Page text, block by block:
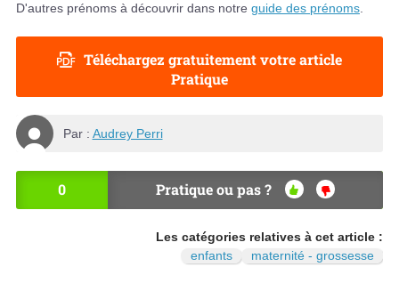
D'autres prénoms à découvrir dans notre guide des prénoms
Téléchargez gratuitement votre article
Pratique
Par : Audrey Perri
0 Pratique ou pas ?
OU
NO
N
Les catégories relatives à cet article :
enfants
maternité - grossesse